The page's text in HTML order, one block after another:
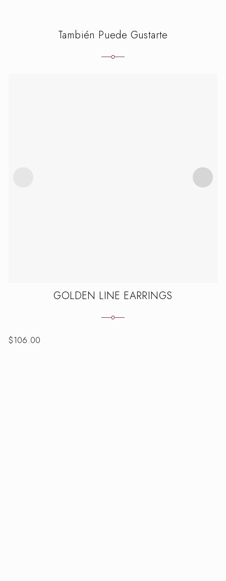
También Puede Gustarte
GOLDEN LINE EARRINGS
$106.00